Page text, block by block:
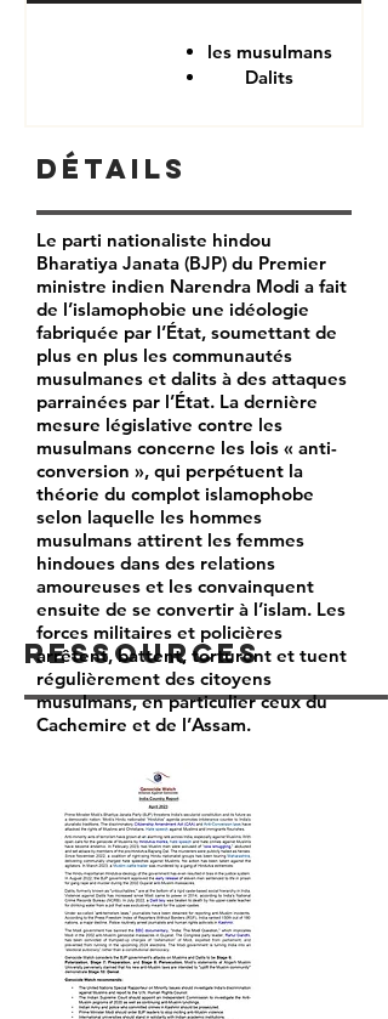
les musulmans
Dalits
Ressources
Détails
Le parti nationaliste hindou
Bharatiya Janata (BJP) du Premier
ministre indien Narendra Modi a fait
de l’islamophobie une idéologie
fabriquée par l’État, soumettant de
plus en plus les communautés
musulmanes et dalits à des attaques
parrainées par l’État. La dernière
mesure législative contre les
musulmans concerne les lois « anti-
conversion », qui perpétuent la
théorie du complot islamophobe
selon laquelle les hommes
musulmans attirent les femmes
hindoues dans des relations
amoureuses et les convainquent
ensuite de se convertir à l’islam. Les
forces militaires et policières
arrêtent, battent, torturent et tuent
régulièrement des citoyens
musulmans, en particulier ceux du
Cachemire et de l’Assam.